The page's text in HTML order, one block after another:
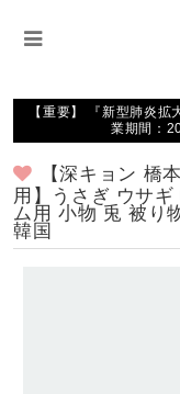
【重要】 『新型肺炎
業期間：
【深キョン 橋
用】うさぎ ウサ
ム用 小物 兎 被
韓国